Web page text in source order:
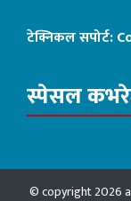
टेक्निकल सपोर्ट:
स्पेसल
© copyright 2026